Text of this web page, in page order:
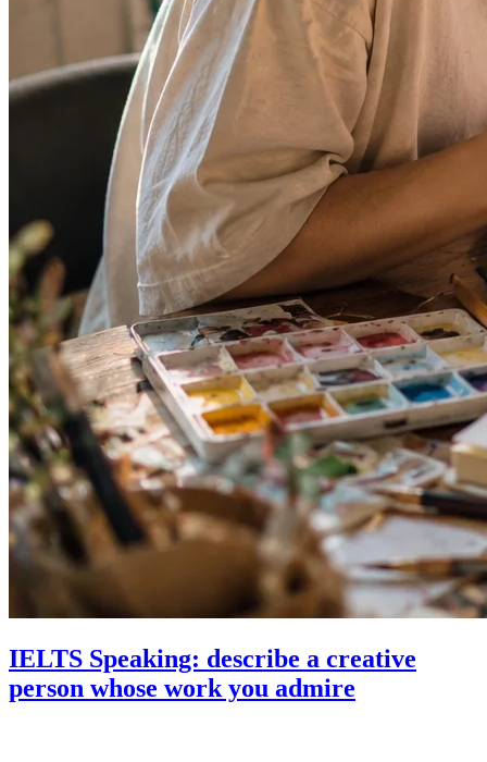
IELTS Speaking: describe a creative
person whose work you admire